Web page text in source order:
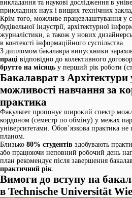
викладання та наукові дослідження в
прикладних наук і вищих технічних
Крім того, можливе працевлаштування у
будівельної індустрії, архітектурної
журналістики, а також у нових
в контексті інформаційного суспільства.
З дипломом бакалавра випускники
праці відповідно до колективного
брутто на місяць у перший рік роботи
Бакалаврат з
можливості навчання за
практика
Факультет пропонує широкий спектр
кордоном (семестр по обміну) у межах
університетами. Обов’язкова практика не
планом.
Близько 80% студентів здобувають
або працюючи неповний робочий день
план рекомендує після завершення
практичний рік.
Вимоги до вступу на
в Technische Universität